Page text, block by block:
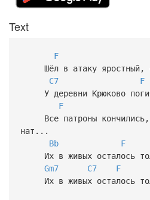
Text
F
Шёл в атаку яростный,
C7
F
У деревни Крюково
F
Все патроны кончились,
нат...
Bb
F
Их в живых осталось
Gm7
C7 F
Их в живых осталось